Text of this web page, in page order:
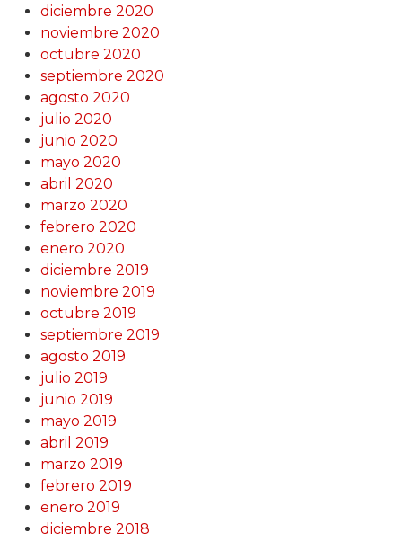
diciembre 2020
noviembre 2020
octubre 2020
septiembre 2020
agosto 2020
julio 2020
junio 2020
mayo 2020
abril 2020
marzo 2020
febrero 2020
enero 2020
diciembre 2019
noviembre 2019
octubre 2019
septiembre 2019
agosto 2019
julio 2019
junio 2019
mayo 2019
abril 2019
marzo 2019
febrero 2019
enero 2019
diciembre 2018